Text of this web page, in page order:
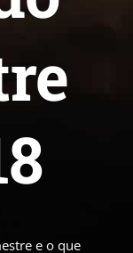
e o que